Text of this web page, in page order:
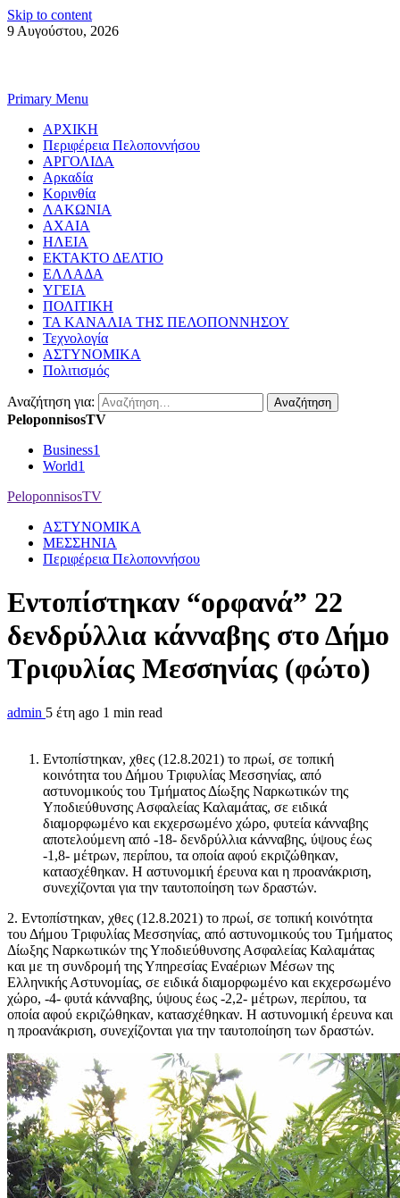
Skip to content
9 Αυγούστου, 2026
Primary Menu
ΑΡΧΙΚΗ
Περιφέρεια Πελοποννήσου
ΑΡΓΟΛΙΔΑ
Αρκαδία
Κορινθία
ΛΑΚΩΝΙΑ
ΑΧΑΙΑ
ΗΛΕΙΑ
ΕΚΤΑΚΤΟ ΔΕΛΤΙΟ
ΕΛΛΑΔΑ
ΥΓΕΙΑ
ΠΟΛΙΤΙΚΗ
ΤΑ ΚΑΝΑΛΙΑ ΤΗΣ ΠΕΛΟΠΟΝΝΗΣΟΥ
Τεχνολογία
ΑΣΤΥΝΟΜΙΚΑ
Πολιτισμός
Αναζήτηση για:
PeloponnisosTV
Business1
World1
PeloponnisosTV
ΑΣΤΥΝΟΜΙΚΑ
ΜΕΣΣΗΝΙΑ
Περιφέρεια Πελοποννήσου
Εντοπίστηκαν “ορφανά” 22
δενδρύλλια κάνναβης στο Δήμο
Τριφυλίας Μεσσηνίας (φώτο)
admin 5 έτη ago 1 min read
Εντοπίστηκαν, χθες (12.8.2021) το πρωί, σε τοπική
κοινότητα του Δήμου Τριφυλίας Μεσσηνίας, από
αστυνομικούς του Τμήματος Δίωξης Ναρκωτικών της
Υποδιεύθυνσης Ασφαλείας Καλαμάτας, σε ειδικά
διαμορφωμένο και εκχερσωμένο χώρο, φυτεία κάνναβης
αποτελούμενη από -18- δενδρύλλια κάνναβης, ύψους έως
-1,8- μέτρων, περίπου, τα οποία αφού εκριζώθηκαν,
κατασχέθηκαν. Η αστυνομική έρευνα και η προανάκριση,
συνεχίζονται για την ταυτοποίηση των δραστών.
2. Εντοπίστηκαν, χθες (12.8.2021) το πρωί, σε τοπική κοινότητα
του Δήμου Τριφυλίας Μεσσηνίας, από αστυνομικούς του Τμήματος
Δίωξης Ναρκωτικών της Υποδιεύθυνσης Ασφαλείας Καλαμάτας
και με τη συνδρομή της Υπηρεσίας Εναέριων Μέσων της
Ελληνικής Αστυνομίας, σε ειδικά διαμορφωμένο και εκχερσωμένο
χώρο, -4- φυτά κάνναβης, ύψους έως -2,2- μέτρων, περίπου, τα
οποία αφού εκριζώθηκαν, κατασχέθηκαν. Η αστυνομική έρευνα και
η προανάκριση, συνεχίζονται για την ταυτοποίηση των δραστών.